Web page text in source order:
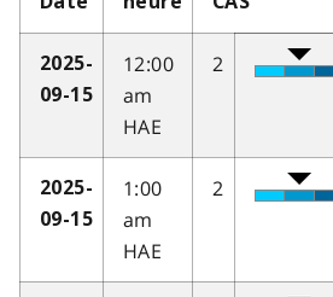
2025-
09-15
12:00
am
HAE
2
2025-
09-15
1:00
am
HAE
2